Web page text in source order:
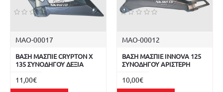
ΜΑΟ-00017
ΒΑΣΗ ΜΑΣΠΙΕ CRYPTON X
135 ΣΥΝΟΔΗΓΟΥ ΔΕΞΙΑ
11,00€
ΜΑΟ-00012
ΒΑΣΗ ΜΑΣΠΙΕ INNOVA 125
ΣΥΝΟΔΗΓΟΥ ΑΡΙΣΤΕΡΗ
10,00€